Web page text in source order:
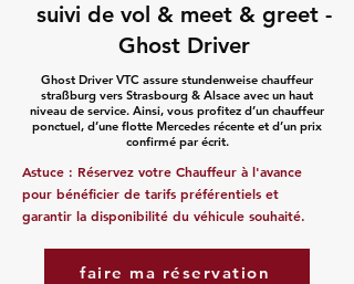
suivi de vol & meet & greet -
Ghost Driver
Ghost Driver VTC assure stundenweise chauffeur
straßburg vers Strasbourg & Alsace avec un haut
niveau de service. Ainsi, vous profitez d’un chauffeur
ponctuel, d’une flotte Mercedes récente et d’un prix
confirmé par écrit.
Astuce : Réservez votre Chauffeur à l'avance
pour bénéficier de tarifs préférentiels et
garantir la disponibilité du véhicule souhaité.
faire ma réservation